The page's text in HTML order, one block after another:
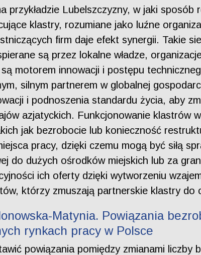
przykładzie Lubelszczyzny, w jaki
klastry, rozumiane jako luźne
firm daje efekt synergii. Takie
są przez lokalne władze,
motorem innowacji i postępu
silnym partnerem w globalnej
i podnoszenia standardu życia, aby
azjatyckich. Funkcjonowanie klastrów
jak bezrobocie lub konieczność
pracy, dzięki czemu mogą być siłą
do dużych ośrodków miejskich lub za
ich oferty dzięki wytworzeniu
którzy zmuszają partnerskie klastry do
Matynia. Powiązania
rynkach pracy w Polsce
powiązania pomiędzy zmianami liczby